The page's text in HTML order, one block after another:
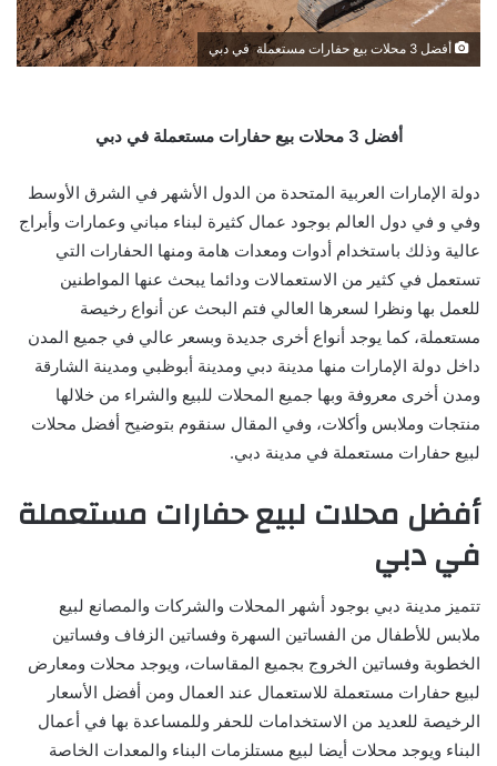
أفضل 3 محلات بيع حفارات مستعملة في دبي
أفضل 3 محلات بيع حفارات مستعملة في دبي
دولة الإمارات العربية المتحدة من الدول الأشهر في الشرق الأوسط
وفي و في دول العالم بوجود عمال كثيرة لبناء مباني وعمارات وأبراج
عالية وذلك باستخدام أدوات ومعدات هامة ومنها الحفارات التي
تستعمل في كثير من الاستعمالات ودائما يبحث عنها المواطنين
للعمل بها ونظرا لسعرها العالي فتم البحث عن أنواع رخيصة
مستعملة، كما يوجد أنواع أخرى جديدة وبسعر عالي في جميع المدن
داخل دولة الإمارات منها مدينة دبي ومدينة أبوظبي ومدينة الشارقة
ومدن أخرى معروفة وبها جميع المحلات للبيع والشراء من خلالها
منتجات وملابس وأكلات، وفي المقال سنقوم بتوضيح أفضل محلات
لبيع حفارات مستعملة في مدينة دبي.
أفضل محلات لبيع حفارات مستعملة
في دبي
تتميز مدينة دبي بوجود أشهر المحلات والشركات والمصانع لبيع
ملابس للأطفال من الفساتين السهرة وفساتين الزفاف وفساتين
الخطوبة وفساتين الخروج بجميع المقاسات، ويوجد محلات ومعارض
لبيع حفارات مستعملة للاستعمال عند العمال ومن أفضل الأسعار
الرخيصة للعديد من الاستخدامات للحفر وللمساعدة بها في أعمال
البناء ويوجد محلات أيضا لبيع مستلزمات البناء والمعدات الخاصة